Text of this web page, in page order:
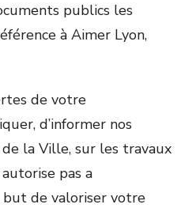
publics les
à Aimer Lyon,
de votre
d’informer nos
la Ville, sur les travaux
pas a
de valoriser votre